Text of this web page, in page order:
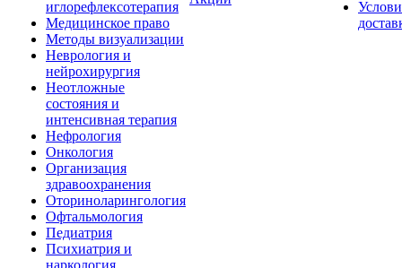
иглорефлексотерапия
Медицинское право
Методы визуализации
Неврология и
нейрохирургия
Неотложные
состояния и
интенсивная терапия
Нефрология
Онкология
Организация
здравоохранения
Оториноларингология
Офтальмология
Педиатрия
Психиатрия и
наркология